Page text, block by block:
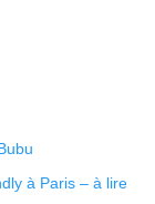
à Paris – à lire